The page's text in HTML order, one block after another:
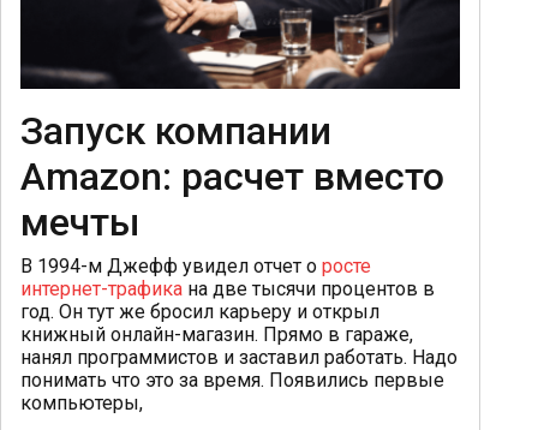
Запуск компании
Amazon: расчет вместо
мечты
В 1994-м Джефф увидел отчет о росте
интернет-трафика на две тысячи процентов в
год. Он тут же бросил карьеру и открыл
книжный онлайн-магазин. Прямо в гараже,
нанял программистов и заставил работать. Надо
понимать что это за время. Появились первые
компьютеры,